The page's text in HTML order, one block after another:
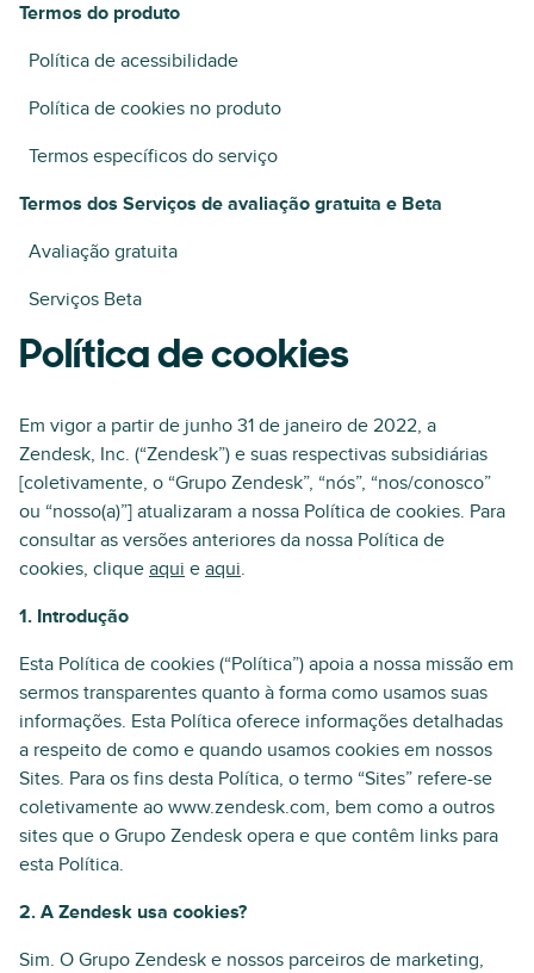
Termos do produto
Política de acessibilidade
Política de cookies no produto
Termos específicos do serviço
Termos dos Serviços de avaliação gratuita e Beta
Avaliação gratuita
Serviços Beta
Política de cookies
Em vigor a partir de junho 31 de janeiro de 2022, a
Zendesk, Inc. (“Zendesk”) e suas respectivas subsidiárias
[coletivamente, o “Grupo Zendesk”, “nós”, “nos/conosco”
ou “nosso(a)”] atualizaram a nossa Política de cookies. Para
consultar as versões anteriores da nossa Política de
cookies, clique aqui e aqui.
1. Introdução
Esta Política de cookies (“Política”) apoia a nossa missão em
sermos transparentes quanto à forma como usamos suas
informações. Esta Política oferece informações detalhadas
a respeito de como e quando usamos cookies em nossos
Sites. Para os fins desta Política, o termo “Sites” refere-se
coletivamente ao www.zendesk.com, bem como a outros
sites que o Grupo Zendesk opera e que contêm links para
esta Política.
2. A Zendesk usa cookies?
Sim. O Grupo Zendesk e nossos parceiros de marketing,